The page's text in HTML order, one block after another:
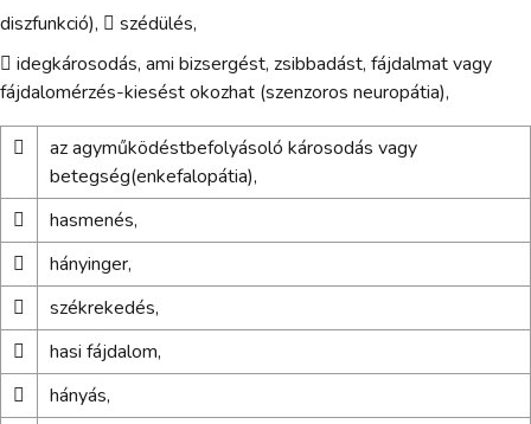
diszfunkció),  szédülés,
 idegkárosodás, ami bizsergést, zsibbadást, fájdalmat vagy
fájdalomérzés-kiesést okozhat (szenzoros neuropátia),

az agyműködéstbefolyásoló károsodás vagy
betegség(enkefalopátia),

hasmenés,

hányinger,

székrekedés,

hasi fájdalom,

hányás,